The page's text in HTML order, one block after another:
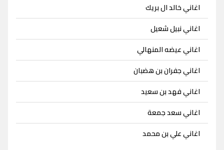
اغاني خالد ال بريك
اغاني نبيل شعيل
اغاني عيضه المنهالي
اغاني جفران بن هضبان
اغاني فهد بن سعيد
اغاني سعد جمعة
اغاني علي بن محمد